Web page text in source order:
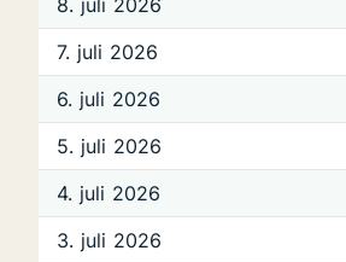
8. juli 2026
7. juli 2026
6. juli 2026
5. juli 2026
4. juli 2026
3. juli 2026